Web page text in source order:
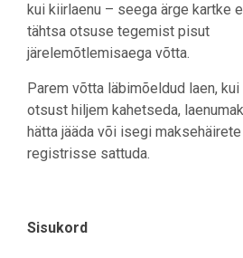
kui kiirlaenu – seega ärge kartke
tähtsa otsuse tegemist pisut
järelemõtlemisaega võtta.
Parem võtta läbimõeldud laen, kui
otsust hiljem kahetseda,
hätta jääda või isegi maksehäirete
registrisse sattuda.
Sisukord